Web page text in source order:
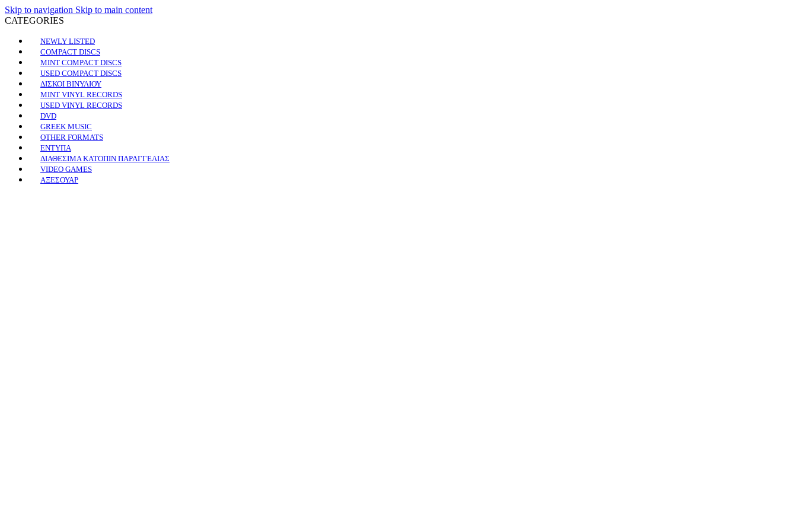
Skip to navigation Skip to main content
CATEGORIES
NEWLY LISTED
COMPACT DISCS
MINT COMPACT DISCS
USED COMPACT DISCS
ΔΙΣΚΟΙ ΒΙΝΥΛΙΟΥ
MINT VINYL RECORDS
USED VINYL RECORDS
DVD
GREEK MUSIC
OTHER FORMATS
ΕΝΤΥΠΑ
ΔΙΑΘΕΣΙΜΑ ΚΑΤΟΠΙΝ ΠΑΡΑΓΓΕΛΙΑΣ
VIDEO GAMES
ΑΞΕΣΟΥΑΡ